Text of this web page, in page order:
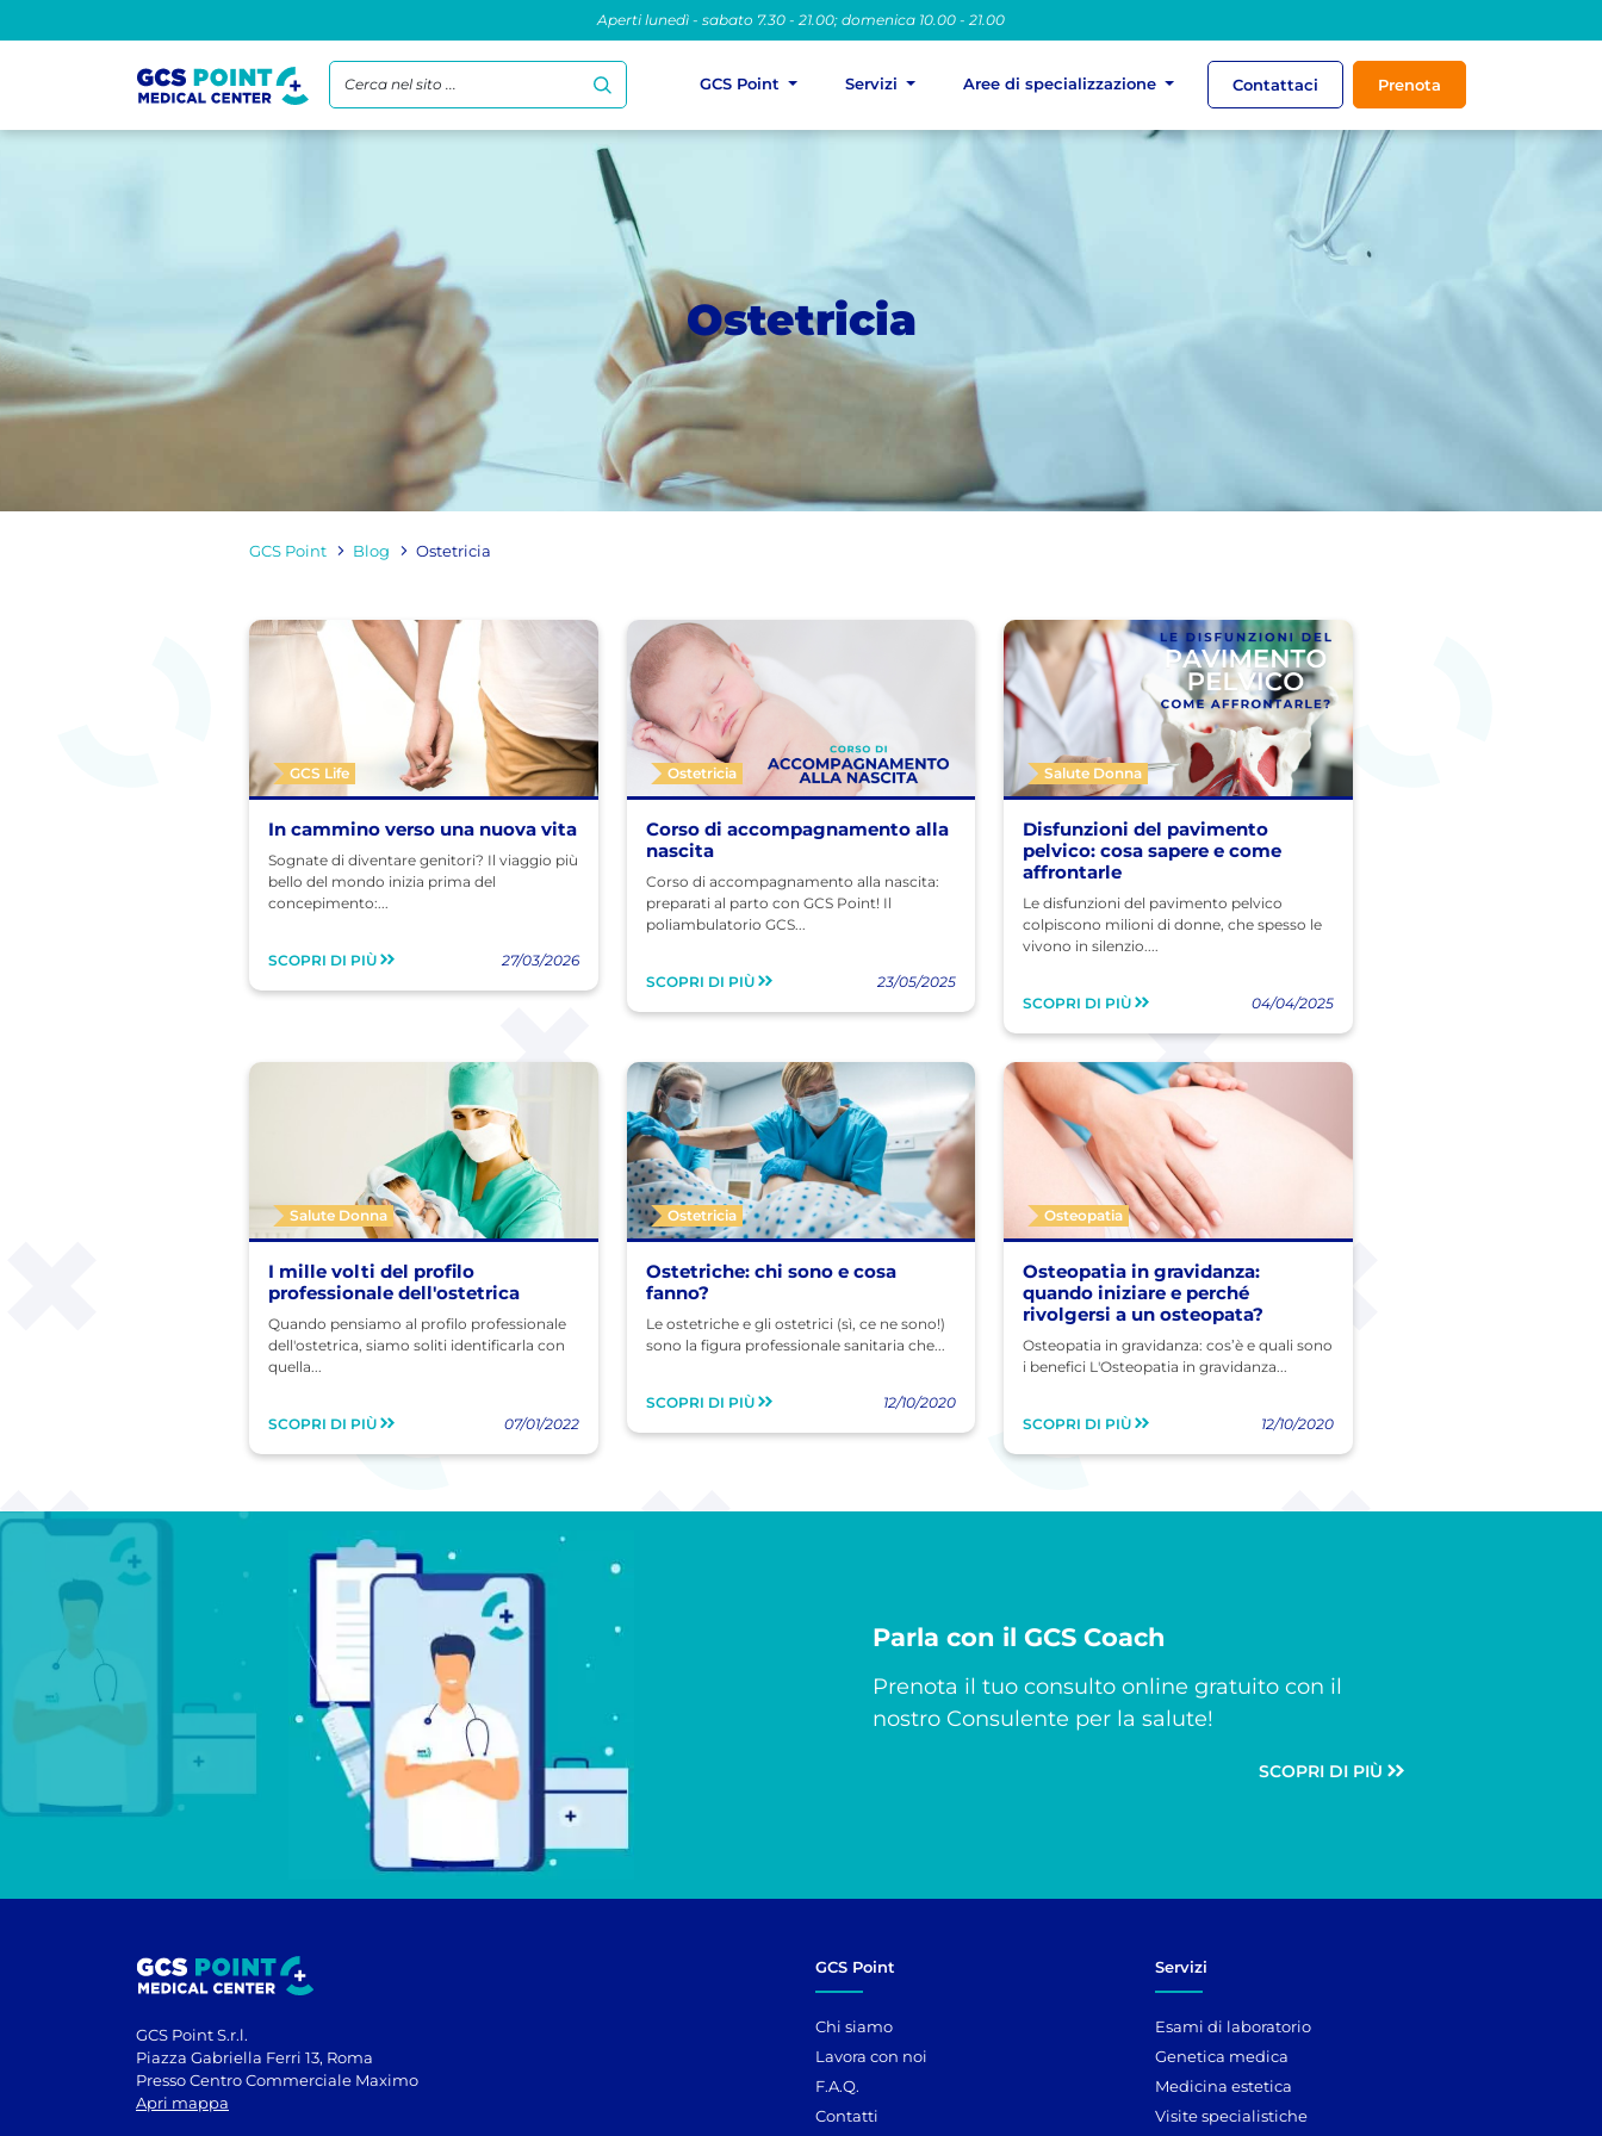
Aperti lunedì - sabato 7.30 - 21.00; domenica 10.00 - 21.00
Cerca nel sito ... GCS Point Servizi Aree di specializzazione Contattaci Prenota
Ostetricia
GCS Point Blog Ostetricia
GCS Life
In cammino verso una nuova vita
Sognate di diventare genitori? Il viaggio più
bello del mondo inizia prima del
concepimento:...
SCOPRI DI PIÙ 27/03/2026
Ostetricia
Corso di accompagnamento alla
nascita
Corso di accompagnamento alla nascita:
preparati al parto con GCS Point! Il
poliambulatorio GCS...
SCOPRI DI PIÙ 23/05/2025
Salute Donna
Disfunzioni del pavimento
pelvico: cosa sapere e come
affrontarle
Le disfunzioni del pavimento pelvico
colpiscono milioni di donne, che spesso le
vivono in silenzio....
SCOPRI DI PIÙ 04/04/2025
Salute Donna
I mille volti del profilo
professionale dell'ostetrica
Quando pensiamo al profilo professionale
dell'ostetrica, siamo soliti identificarla con
quella...
SCOPRI DI PIÙ 07/01/2022
Ostetricia
Ostetriche: chi sono e cosa
fanno?
Le ostetriche e gli ostetrici (sì, ce ne sono!)
sono la figura professionale sanitaria che...
SCOPRI DI PIÙ 12/10/2020
Osteopatia
Osteopatia in gravidanza:
quando iniziare e perché
rivolgersi a un osteopata?
Osteopatia in gravidanza: cos’è e quali sono
i benefici L'Osteopatia in gravidanza...
SCOPRI DI PIÙ 12/10/2020
Parla con il GCS Coach
Prenota il tuo consulto online gratuito con il
nostro Consulente per la salute!
SCOPRI DI PIÙ
GCS Point S.r.l.
Piazza Gabriella Ferri 13, Roma
Presso Centro Commerciale Maximo
Apri mappa
GCS Point
Chi siamo
Lavora con noi
F.A.Q.
Contatti
Servizi
Esami di laboratorio
Genetica medica
Medicina estetica
Visite specialistiche